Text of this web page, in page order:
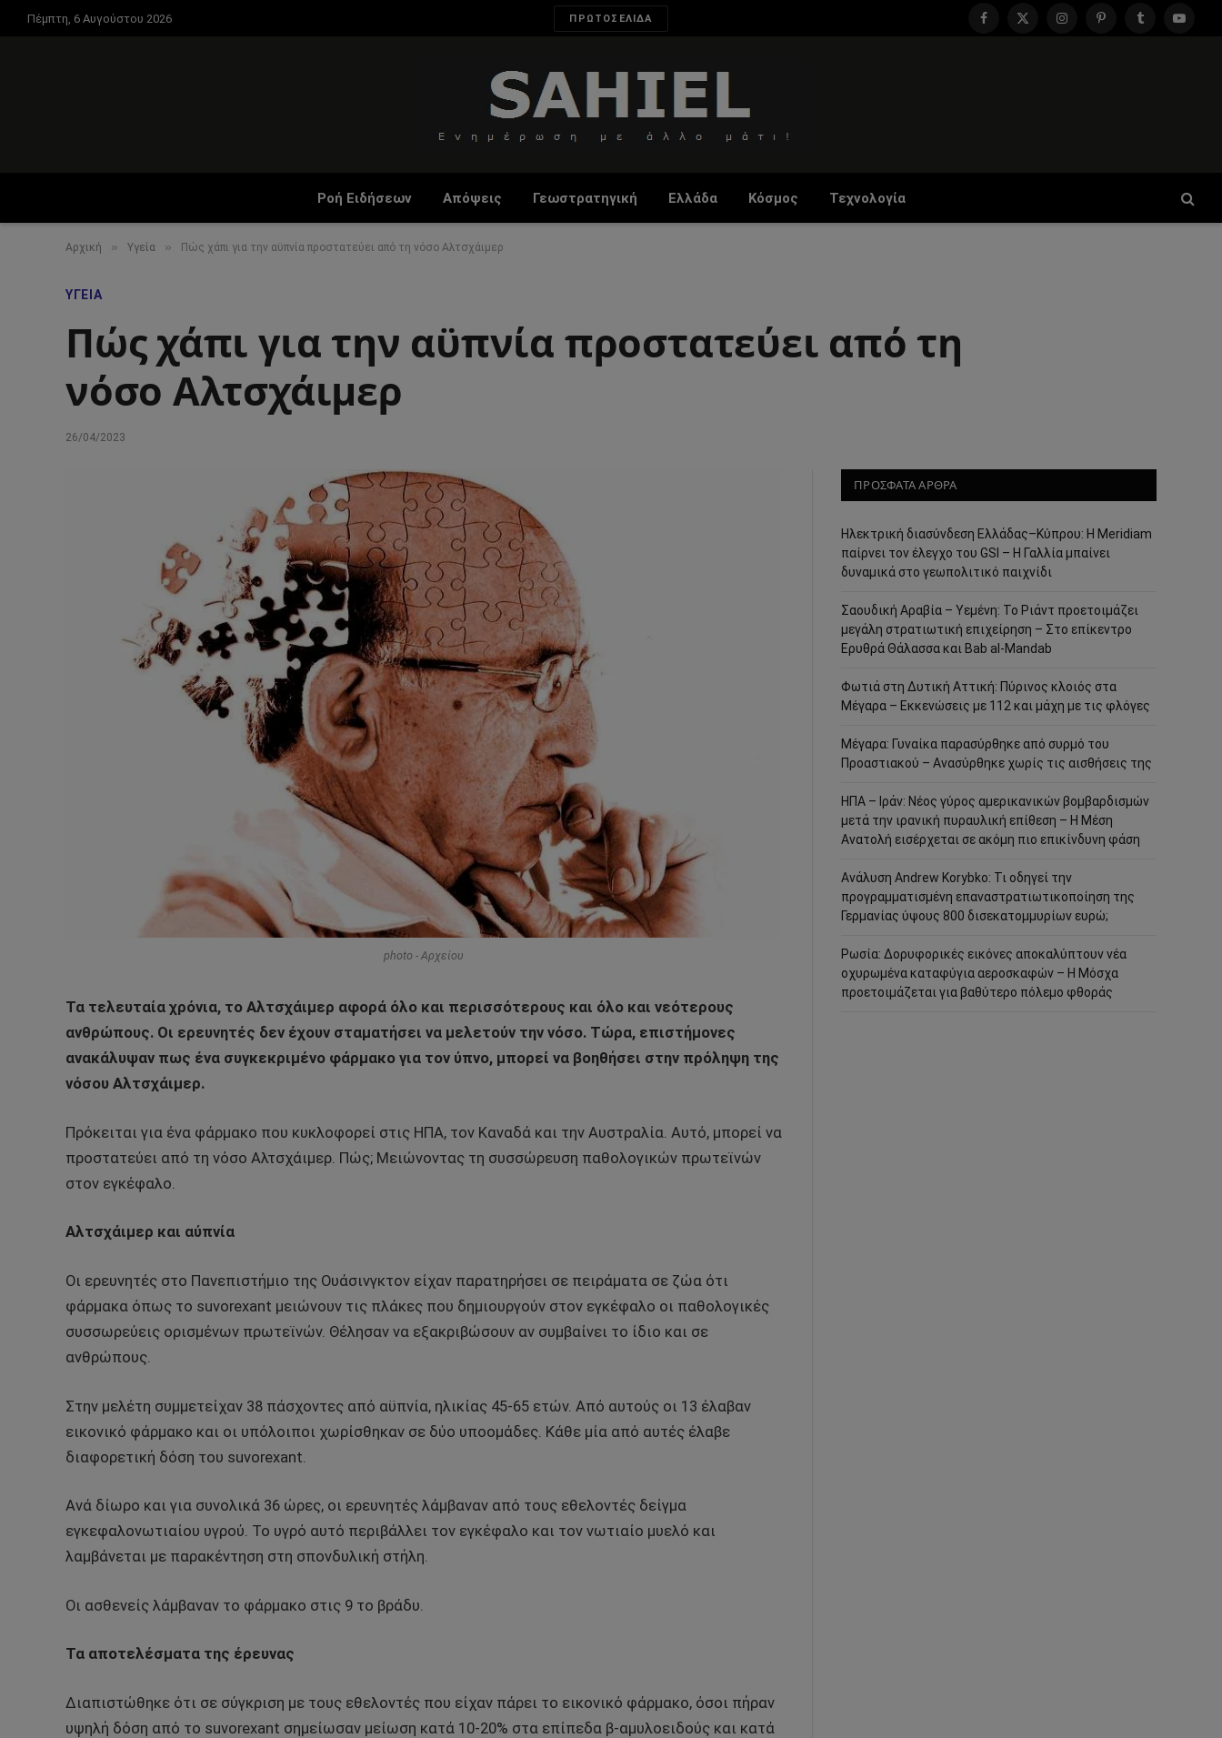
Πέμπτη, 6 Αυγούστου 2026 ΠΡΩΤΟΣΕΛΙΔΑ
Facebook
X
InstagramPinterestTumblr
Ροή Ειδήσεων Απόψεις Γεωστρατηγική Ελλάδα Κόσμος Τεχνολογία
Αρχική » Υγεία » Πώς χάπι για την αϋπνία προστατεύει από τη νόσο Αλτσχάιμερ
ΥΓΕΊΑ
Πώς χάπι για την αϋπνία προστατεύει από τη
νόσο Αλτσχάιμερ
26/04/2023
photo - Αρχείου
Τα τελευταία χρόνια, το Αλτσχάιμερ αφορά όλο και περισσότερους και όλο και νεότερους
ανθρώπους. Οι ερευνητές δεν έχουν σταματήσει να μελετούν την νόσο. Τώρα, επιστήμονες
ανακάλυψαν πως ένα συγκεκριμένο φάρμακο για τον ύπνο, μπορεί να βοηθήσει στην πρόληψη της
νόσου Αλτσχάιμερ.
Πρόκειται για ένα φάρμακο που κυκλοφορεί στις ΗΠΑ, τον Καναδά και την Αυστραλία. Αυτό, μπορεί να
προστατεύει από τη νόσο Αλτσχάιμερ. Πώς; Μειώνοντας τη συσσώρευση παθολογικών πρωτεϊνών
στον εγκέφαλο.
Αλτσχάιμερ και αύπνία
Οι ερευνητές στο Πανεπιστήμιο της Ουάσινγκτον είχαν παρατηρήσει σε πειράματα σε ζώα ότι
φάρμακα όπως το suvorexant μειώνουν τις πλάκες που δημιουργούν στον εγκέφαλο οι παθολογικές
συσσωρεύεις ορισμένων πρωτεϊνών. Θέλησαν να εξακριβώσουν αν συμβαίνει το ίδιο και σε
ανθρώπους.
Στην μελέτη συμμετείχαν 38 πάσχοντες από αϋπνία, ηλικίας 45-65 ετών. Από αυτούς οι 13 έλαβαν
εικονικό φάρμακο και οι υπόλοιποι χωρίσθηκαν σε δύο υποομάδες. Κάθε μία από αυτές έλαβε
διαφορετική δόση του suvorexant.
Ανά δίωρο και για συνολικά 36 ώρες, οι ερευνητές λάμβαναν από τους εθελοντές δείγμα
εγκεφαλονωτιαίου υγρού. Το υγρό αυτό περιβάλλει τον εγκέφαλο και τον νωτιαίο μυελό και
λαμβάνεται με παρακέντηση στη σπονδυλική στήλη.
Οι ασθενείς λάμβαναν το φάρμακο στις 9 το βράδυ.
Τα αποτελέσματα της έρευνας
Διαπιστώθηκε ότι σε σύγκριση με τους εθελοντές που είχαν πάρει το εικονικό φάρμακο, όσοι πήραν
υψηλή δόση από το suvorexant σημείωσαν μείωση κατά 10-20% στα επίπεδα β-αμυλοειδούς και κατά
ΠΡΟΣΦΑΤΑ ΑΡΘΡΑ
Ηλεκτρική διασύνδεση Ελλάδας–Κύπρου: Η Meridiam
παίρνει τον έλεγχο του GSI – Η Γαλλία μπαίνει
δυναμικά στο γεωπολιτικό παιχνίδι
Σαουδική Αραβία – Υεμένη: Το Ριάντ προετοιμάζει
μεγάλη στρατιωτική επιχείρηση – Στο επίκεντρο
Ερυθρά Θάλασσα και Bab al-Mandab
Φωτιά στη Δυτική Αττική: Πύρινος κλοιός στα
Μέγαρα – Εκκενώσεις με 112 και μάχη με τις φλόγες
Μέγαρα: Γυναίκα παρασύρθηκε από συρμό του
Προαστιακού – Ανασύρθηκε χωρίς τις αισθήσεις της
ΗΠΑ – Ιράν: Νέος γύρος αμερικανικών βομβαρδισμών
μετά την ιρανική πυραυλική επίθεση – Η Μέση
Ανατολή εισέρχεται σε ακόμη πιο επικίνδυνη φάση
Ανάλυση Andrew Korybko: Τι οδηγεί την
προγραμματισμένη επαναστρατιωτικοποίηση της
Γερμανίας ύψους 800 δισεκατομμυρίων ευρώ;
Ρωσία: Δορυφορικές εικόνες αποκαλύπτουν νέα
οχυρωμένα καταφύγια αεροσκαφών – Η Μόσχα
προετοιμάζεται για βαθύτερο πόλεμο φθοράς